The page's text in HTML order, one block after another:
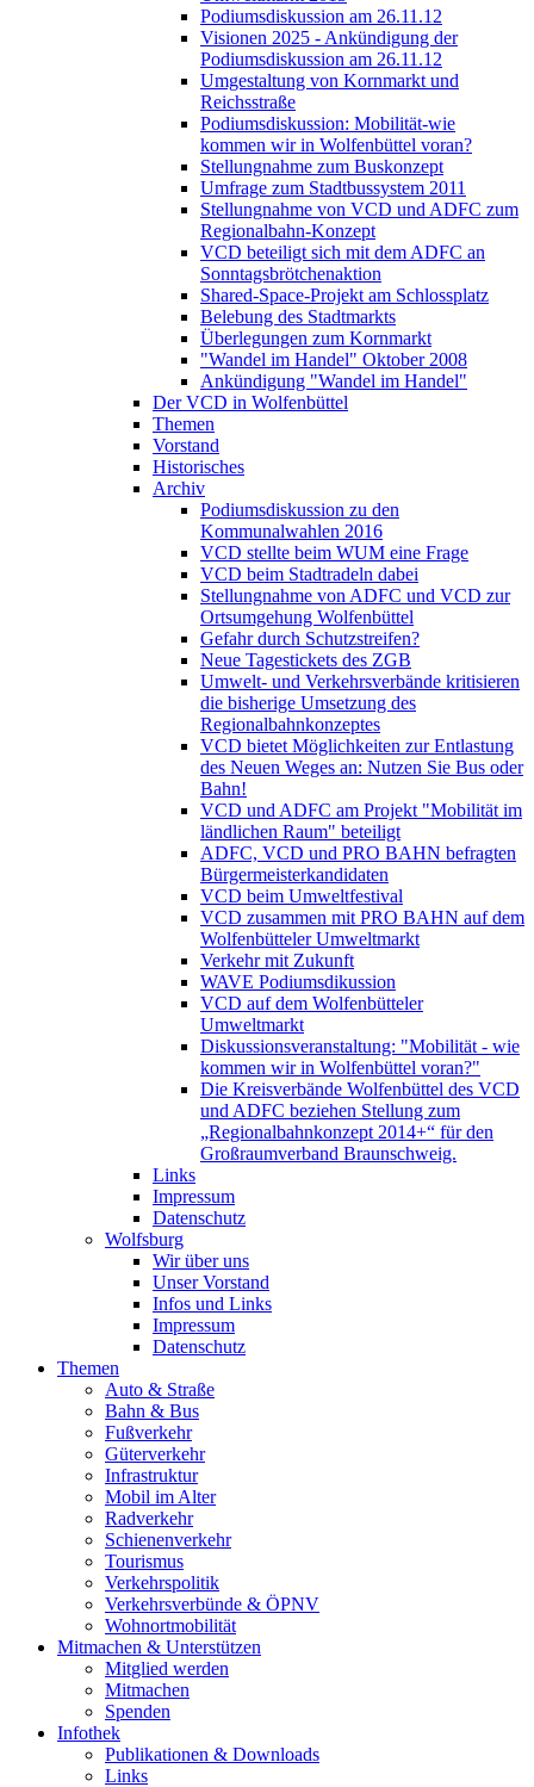
Podiumsdiskussion am 26.11.12
Visionen 2025 - Ankündigung der
Podiumsdiskussion am 26.11.12
Umgestaltung von Kornmarkt und
Reichsstraße
Podiumsdiskussion: Mobilität-wie
kommen wir in Wolfenbüttel voran?
Stellungnahme zum Buskonzept
Umfrage zum Stadtbussystem 2011
Stellungnahme von VCD und ADFC zum
Regionalbahn-Konzept
VCD beteiligt sich mit dem ADFC an
Sonntagsbrötchenaktion
Shared-Space-Projekt am Schlossplatz
Belebung des Stadtmarkts
Überlegungen zum Kornmarkt
"Wandel im Handel" Oktober 2008
Ankündigung "Wandel im Handel"
Der VCD in Wolfenbüttel
Themen
Vorstand
Historisches
Archiv
Podiumsdiskussion zu den
Kommunalwahlen 2016
VCD stellte beim WUM eine Frage
VCD beim Stadtradeln dabei
Stellungnahme von ADFC und VCD zur
Ortsumgehung Wolfenbüttel
Gefahr durch Schutzstreifen?
Neue Tagestickets des ZGB
Umwelt- und Verkehrsverbände kritisieren
die bisherige Umsetzung des
Regionalbahnkonzeptes
VCD bietet Möglichkeiten zur Entlastung
des Neuen Weges an: Nutzen Sie Bus oder
Bahn!
VCD und ADFC am Projekt "Mobilität im
ländlichen Raum" beteiligt
ADFC, VCD und PRO BAHN befragten
Bürgermeisterkandidaten
VCD beim Umweltfestival
VCD zusammen mit PRO BAHN auf dem
Wolfenbütteler Umweltmarkt
Verkehr mit Zukunft
WAVE Podiumsdikussion
VCD auf dem Wolfenbütteler
Umweltmarkt
Diskussionsveranstaltung: "Mobilität - wie
kommen wir in Wolfenbüttel voran?"
Die Kreisverbände Wolfenbüttel des VCD
und ADFC beziehen Stellung zum
„Regionalbahnkonzept 2014+“ für den
Großraumverband Braunschweig.
Links
Impressum
Datenschutz
Wolfsburg
Wir über uns
Unser Vorstand
Infos und Links
Impressum
Datenschutz
Themen
Auto & Straße
Bahn & Bus
Fußverkehr
Güterverkehr
Infrastruktur
Mobil im Alter
Radverkehr
Schienenverkehr
Tourismus
Verkehrspolitik
Verkehrsverbünde & ÖPNV
Wohnortmobilität
Mitmachen & Unterstützen
Mitglied werden
Mitmachen
Spenden
Infothek
Publikationen & Downloads
Links